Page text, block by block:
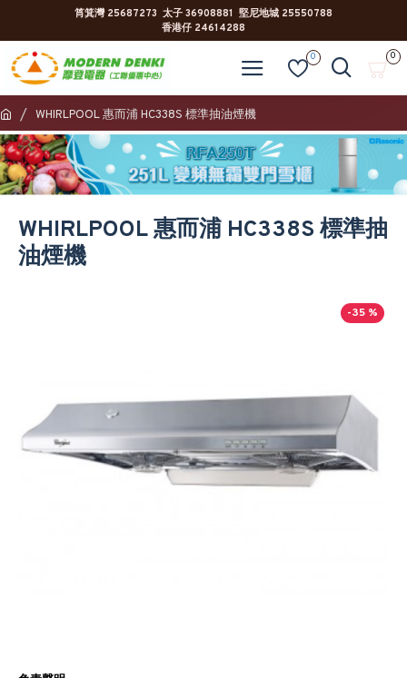
筲箕灣 25687273 太子 36908881 堅尼地城 25550788
香港仔 24614288
0 0
WHIRLPOOL 惠而浦 HC338S 標準抽油煙機
WHIRLPOOL 惠而浦 HC338S 標準抽
油煙機
-35 %